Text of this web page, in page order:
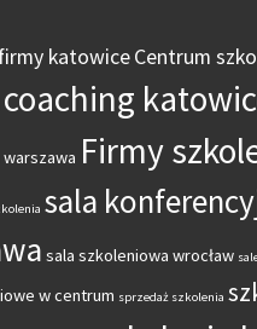
katowiceCentrum
coaching
Firmy
sala
sala szkoleniowa wrocław
w centrum sprzedaż szkolenia